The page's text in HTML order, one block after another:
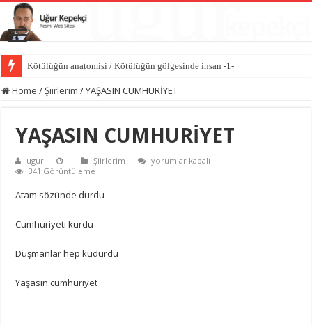
Kötülüğün anatomisi / Kötülüğün gölgesinde insan -1-
Dünyayı değiştiren sessiz güç iyiliktir / İyilik Medeniyeti -10-
Home /Şiirlerim /YAŞASIN CUMHURİYET
YAŞASIN CUMHURİYET
ugur Şiirlerim
YAŞASIN
yorumlar kapalı
341 Görüntüleme
Atam sözünde durdu
Cumhuriyeti kurdu
Düşmanlar hep kudurdu
Yaşasın cumhuriyet